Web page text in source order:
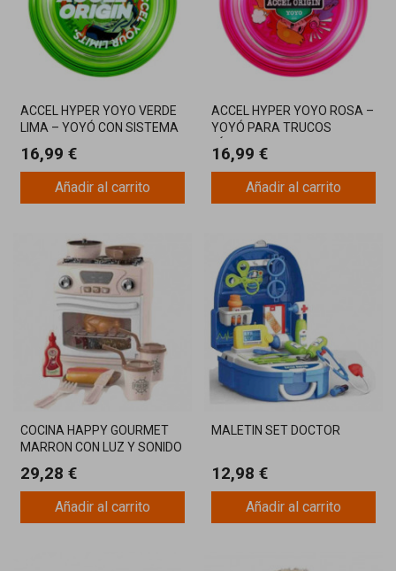
ACCEL HYPER YOYO VERDE
LIMA – YOYÓ CON SISTEMA
RÁPIDOS
16,99 €
Añadir al carrito
ACCEL HYPER YOYO ROSA –
YOYÓ PARA TRUCOS
DIVERTIDO
16,99 €
Añadir al carrito
COCINA HAPPY GOURMET
MARRON CON LUZ Y SONIDO
29,28 €
Añadir al carrito
MALETIN SET DOCTOR
12,98 €
Añadir al carrito